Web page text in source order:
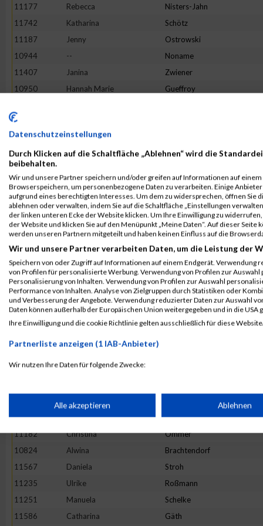
11177
Rebecca Nisters-Jahn
11742
Katharina Schötz
11187
Jenny Ostrowski
10944
-- Noname
11407
Janina Zwiener
10950
Hannah Marie Gueffroy
11799
11374
Ulli Katharina
11583
Latifa Fatai
11447
Katharina Haase
11271
Christine Schmitt
10998
Annika Hügle
11132
Jessica Menze-Möckel
11521
Julia Bosse
11419
Tamara Reinwald
11731
Simone Langen
11837
Verena Rensmeyer
11406
Stefanie Züls
10806
Sarah
Miriam
11644
Magdalena Wettberg
11182
Christina Ommer
10824
Alwina Brachtendorf
11567
Daniela Stroh
11235
Ulrike Roßmann
11251
Manuela Schelke
11586
Catharina Gäth
Datenschutzeinstellungen
Durch Klicken auf die Schaltfläche „Ablehnen“ wird die
beibehalten.
Wir und unsere Partner speichern und/oder greifen auf Informationen auf einem
Browserspeichern, um personenbezogene Daten zu verarbeiten. Einige
aufgrund eines berechtigten Interesses. Um dem zu widersprechen, öffnen Sie
ablehnen oder verwalten, indem Sie auf die Schaltfläche „Einstellungen
der linken unteren Ecke der Website klicken. Um Ihre Einwilligung zu
der Website und klicken Sie auf den Menüpunkt „Meine Daten“. Auf dieser
werden unseren Partnern mitgeteilt und haben keinen Einfluss auf die
Wir und unsere Partner verarbeiten Daten, um die Leistung der
Speichern von oder Zugriff auf Informationen auf einem Endgerät. Verwendung
von Profilen für personalisierte Werbung. Verwendung von Profilen zur
Personalisierung von Inhalten. Verwendung von Profilen zur Auswahl
Performance von Inhalten. Analyse von Zielgruppen durch Statistiken oder
und Verbesserung der Angebote. Verwendung reduzierter Daten zur Auswahl
Daten können außerhalb der Europäischen Union weitergegeben und in die USA
Ihre Einwilligung und die cookie Richtlinie gelten ausschließlich für diese
Partnerliste anzeigen (1 IAB-Anbieter)
Wir nutzen Ihre Daten für folgende Zwecke:
Speichern von oder Zugriff auf Informationen auf einem
Verwendung reduzierter Daten zur Auswahl von Werbeanzeigen
Verwendung von Profilen zur Auswahl personalisierter Werbung
Alle akzeptieren Ablehnen